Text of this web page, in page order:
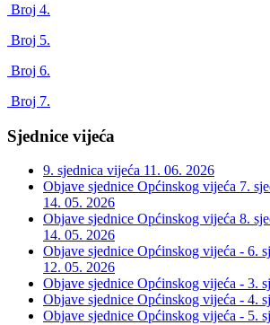
Broj 4.
Broj 5.
Broj 6.
Broj 7.
Sjednice vijeća
9. sjednica vijeća 11. 06. 2026
Objave sjednice Općinskog vijeća 7.
14. 05. 2026
Objave sjednice Općinskog vijeća 8.
14. 05. 2026
Objave sjednice Općinskog vijeća - 6.
12. 05. 2026
Objave sjednice Općinskog vijeća - 3.
Objave sjednice Općinskog vijeća - 4.
Objave sjednice Općinskog vijeća - 5.